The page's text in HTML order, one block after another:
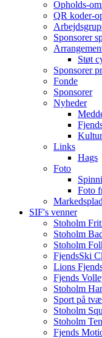
Opholds-
QR koder-
Sponsorer
Støt
Sponsorer
Fonde
Sponsorer
Nyheder
Links
Hags
Foto
Foto
SIF's venner
Stoholm
Stoholm
Stoholm
FjendsSki
Lions
Fjends
Stoholm
Sport på
Stoholm
Stoholm
Fjends